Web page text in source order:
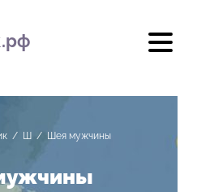
/ Ш / Шея мужчины